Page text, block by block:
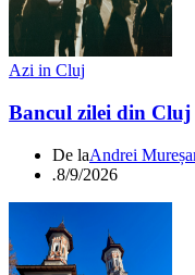
Azi in Cluj
Bancul zilei din Cluj
De laAndrei
.8/9/2026